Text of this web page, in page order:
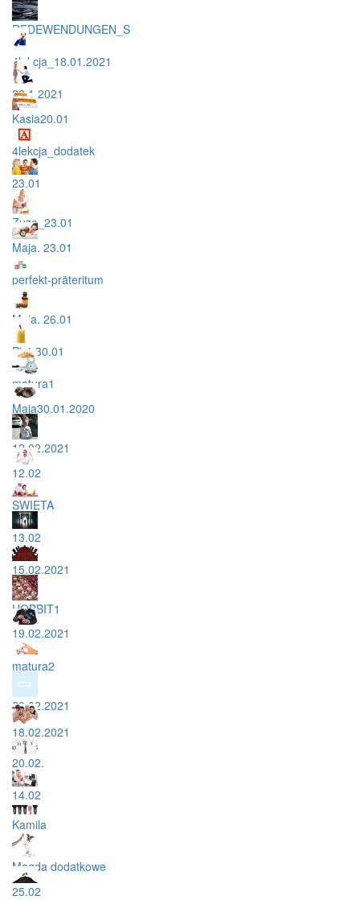
REDEWENDUNGEN_S
4lekcja_18.01.2021
20.1.2021
Kasia20.01
4lekcja_dodatek
23.01
Zuza_23.01
Maja. 23.01
perfekt-präteritum
Maja. 26.01
Piotr30.01
matura1
Maja30.01.2020
12.02.2021
12.02
SWIETA
13.02
15.02.2021
HOBBIT1
19.02.2021
matura2
20.02.2021
18.02.2021
20.02.
14.02
Kamila
Magda dodatkowe
25.02